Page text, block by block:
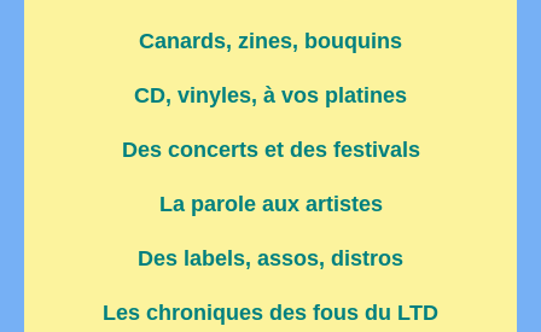
Canards, zines, bouquins
CD, vinyles, à vos platines
Des concerts et des festivals
La parole aux artistes
Des labels, assos, distros
Les chroniques des fous du LTD